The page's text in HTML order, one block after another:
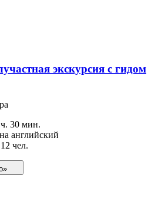
экскурсия с гидом
30 мин.
английский
чел.